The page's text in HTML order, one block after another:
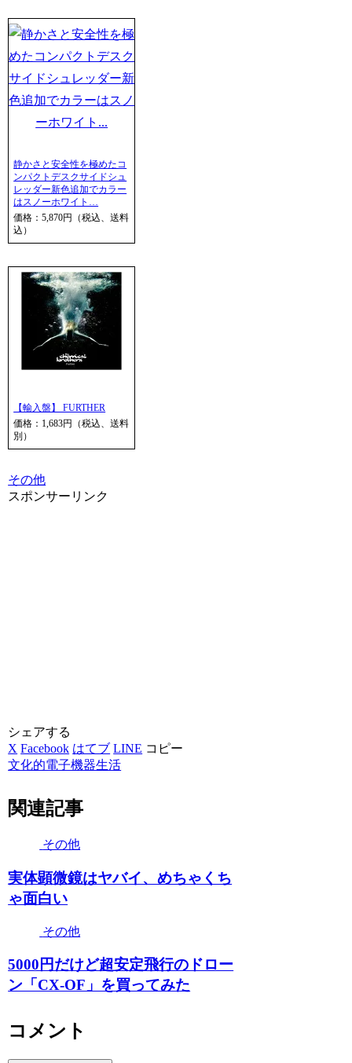
静かさと安全性を極めたコ
ンパクトデスクサイドシュ
レッダー新色追加でカラー
はスノーホワイト…
価格：5,870円（税込、送料
込）
【輸入盤】 FURTHER
価格：1,683円（税込、送料
別）
その他
スポンサーリンク
シェアする
X Facebook はてブ LINE コピー
文化的電子機器生活
関連記事
その他
実体顕微鏡はヤバイ、めちゃくち
ゃ面白い
その他
5000円だけど超安定飛行のドロー
ン「CX-OF」を買ってみた
コメント